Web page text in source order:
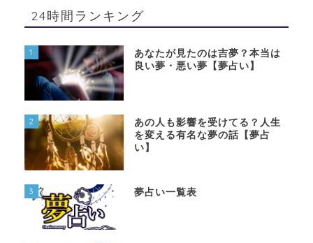
24時間ランキング
1
あなたが見たのは吉夢？本当は
良い夢・悪い夢【夢占い】
2
あの人も影響を受けてる？人生
を変える有名な夢の話【夢占
い】
3 夢占い一覧表